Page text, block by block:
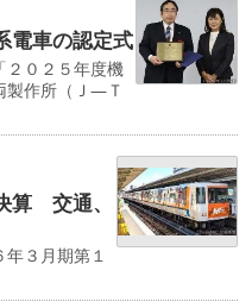
電車の認定式
０２５年度機
製作所（Ｊ―Ｔ
算 交通、
３月期第１